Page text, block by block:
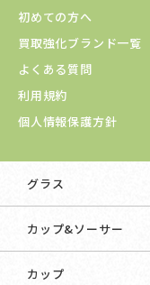
初めての方へ
買取強化ブランド一覧
よくある質問
利用規約
個人情報保護方針
グラス
カップ&ソーサー
カップ